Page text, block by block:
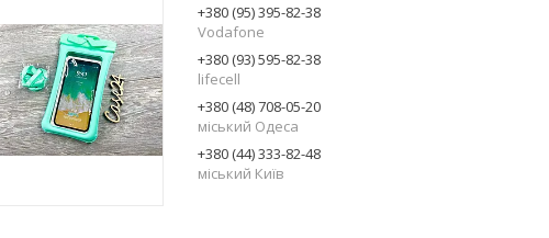
+380 (95) 395-82-38
Vodafone
+380 (93) 595-82-38
lifecell
+380 (48) 708-05-20
міський Одеса
+380 (44) 333-82-48
міський Київ